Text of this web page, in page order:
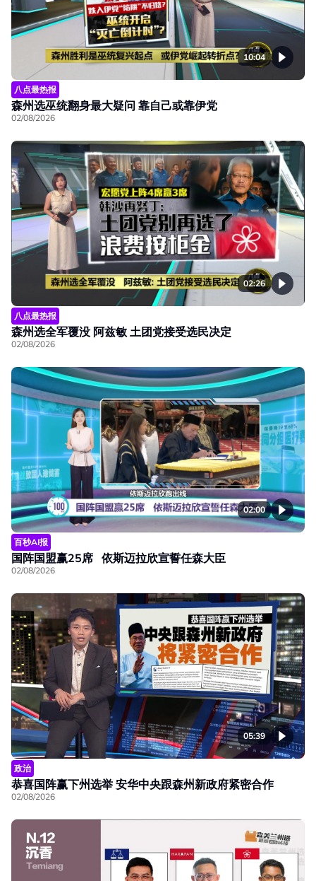
10:04
八点最热报
森州选巫统翻身最大疑问 靠自己或靠伊党
02/08/2026
02:26
八点最热报
森州选全军覆没 阿兹敏 土团党接受选民决定
02/08/2026
02:00
百秒AI报
国阵国盟赢25席 依斯迈拉欣宣誓任森大臣
02/08/2026
05:39
政治
恭喜国阵赢下州选举 安华中央跟森州新政府紧密合作
02/08/2026